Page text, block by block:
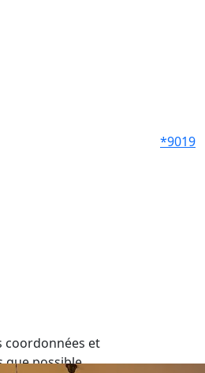
*9019
coordonnées et
que possible